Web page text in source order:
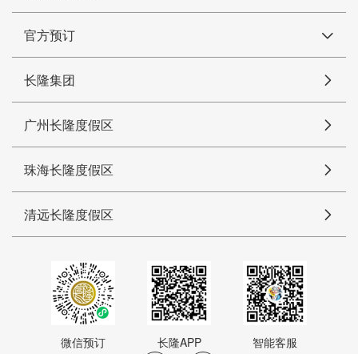
官方预订
长隆集团
广州长隆度假区
珠海长隆度假区
清远长隆度假区
微信预订 长隆APP 智能客服